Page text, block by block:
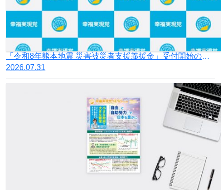
「令和8年熊本地震 災害被災者支援義援金」受付開始のお知らせ
2026.07.31